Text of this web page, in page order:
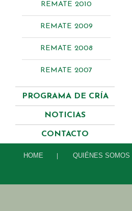
REMATE 2010
REMATE 2009
REMATE 2008
REMATE 2007
PROGRAMA DE CRÍA
NOTICIAS
CONTACTO
HOME QUIÉNES SOMOS